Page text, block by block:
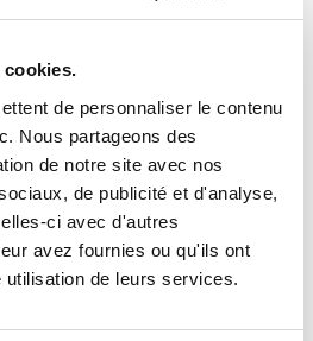
cookies.
de personnaliser le contenu
Nous partageons des
de notre site avec nos
de publicité et d'analyse,
ci avec d'autres
avez fournies ou qu'ils ont
de leurs services.